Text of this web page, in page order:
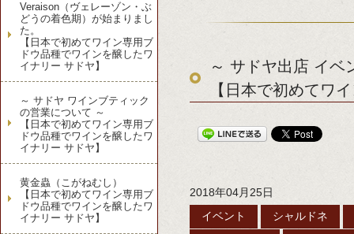
～ サドヤ出店 イベ
【日本で初めてワ
2018年04月25日
イベント シャルドネ
Veraison（ヴェレーゾン・ぶ
どうの着色期）が始まりまし
た。
【日本で初めてワイン専用ブ
ドウ品種でワインを醸したワ
イナリー サドヤ】
～ サドヤ ワインブティック
の営業について ～
【日本で初めてワイン専用ブ
ドウ品種でワインを醸したワ
イナリー サドヤ】
黄金蟲（こがねむし）
【日本で初めてワイン専用ブ
ドウ品種でワインを醸したワ
イナリー サドヤ】